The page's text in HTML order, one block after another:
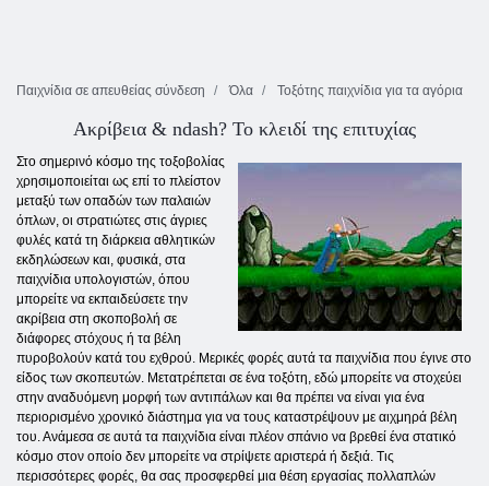
Παιχνίδια σε απευθείας σύνδεση Όλα Τοξότης παιχνίδια για τα αγόρια
Ακρίβεια & ndash? Το κλειδί της επιτυχίας
Στο σημερινό κόσμο της τοξοβολίας
χρησιμοποιείται ως επί το πλείστον
μεταξύ των οπαδών των παλαιών
όπλων, οι στρατιώτες στις άγριες
φυλές κατά τη διάρκεια αθλητικών
εκδηλώσεων και, φυσικά, στα
παιχνίδια υπολογιστών, όπου
μπορείτε να εκπαιδεύσετε την
ακρίβεια στη σκοποβολή σε
διάφορες στόχους ή τα βέλη
πυροβολούν κατά του εχθρού. Μερικές φορές αυτά τα παιχνίδια που έγινε στο
είδος των σκοπευτών. Μετατρέπεται σε ένα τοξότη, εδώ μπορείτε να στοχεύει
στην αναδυόμενη μορφή των αντιπάλων και θα πρέπει να είναι για ένα
περιορισμένο χρονικό διάστημα για να τους καταστρέψουν με αιχμηρά βέλη
του. Ανάμεσα σε αυτά τα παιχνίδια είναι πλέον σπάνιο να βρεθεί ένα στατικό
κόσμο στον οποίο δεν μπορείτε να στρίψετε αριστερά ή δεξιά. Τις
περισσότερες φορές, θα σας προσφερθεί μια θέση εργασίας πολλαπλών